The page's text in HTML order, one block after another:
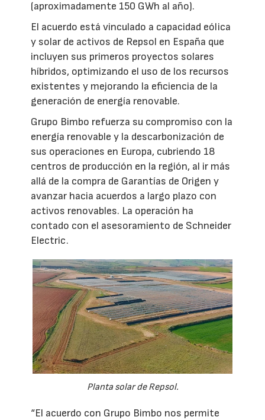
(aproximadamente 150 GWh al año).
El acuerdo está vinculado a capacidad eólica
y solar de activos de Repsol en España que
incluyen sus primeros proyectos solares
híbridos, optimizando el uso de los recursos
existentes y mejorando la eficiencia de la
generación de energía renovable.
Grupo Bimbo refuerza su compromiso con la
energía renovable y la descarbonización de
sus operaciones en Europa, cubriendo 18
centros de producción en la región, al ir más
allá de la compra de Garantías de Origen y
avanzar hacia acuerdos a largo plazo con
activos renovables. La operación ha
contado con el asesoramiento de Schneider
Electric.
Planta solar de Repsol.
“El acuerdo con Grupo Bimbo nos permite